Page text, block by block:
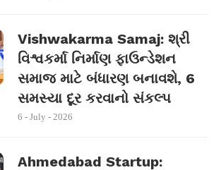
Vishwakarma Samaj: શ્રી
વિશ્વકર્મા નિર્માણ ફાઉન્ડેશન
સમાજ માટે બંધારણ બનાવશે, 6
સમસ્યા દૂર કરવાનો સંકલ્પ
6 - July - 2026
Ahmedabad Startup: